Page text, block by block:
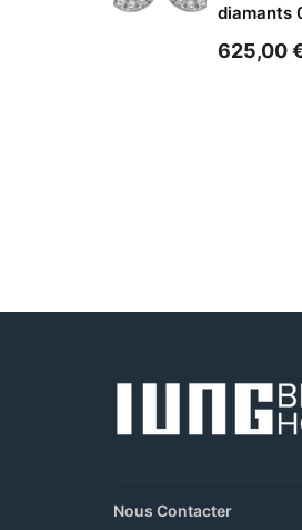
diamants
625,00
Nous Contacter